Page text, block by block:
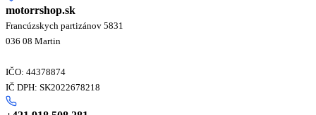
motorrshop.sk
Francúzskych partizánov 5831
036 08 Martin
IČO: 44378874
IČ DPH: SK2022678218